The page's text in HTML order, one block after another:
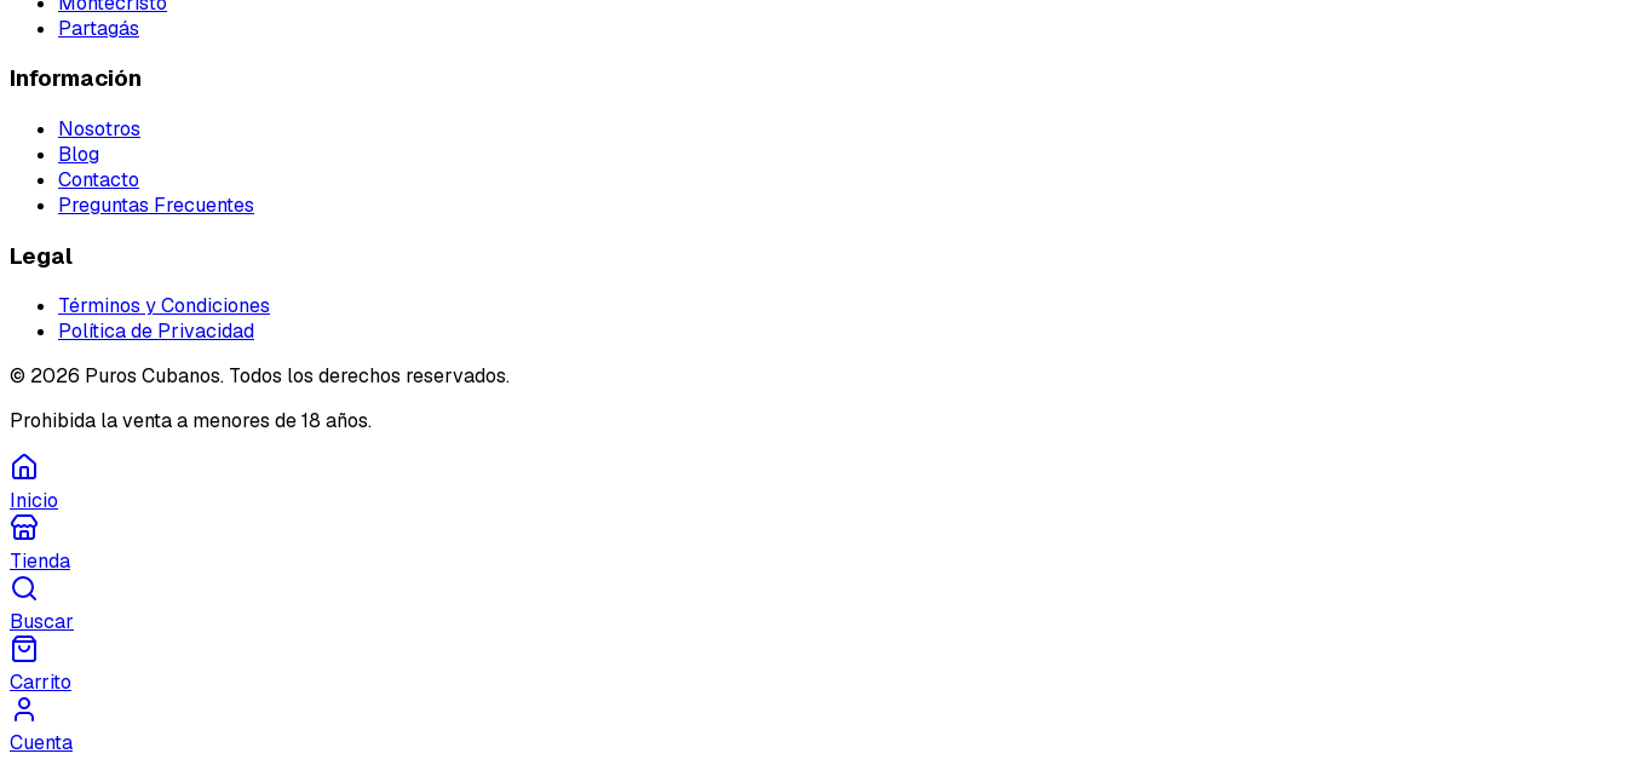
Partagás
Información
Nosotros
Blog
Contacto
Preguntas Frecuentes
Legal
Términos y Condiciones
Política de Privacidad
© 2026 Puros Cubanos. Todos los derechos reservados.
Prohibida la venta a menores de 18 años.
Inicio
Tienda
Buscar
Carrito
Cuenta